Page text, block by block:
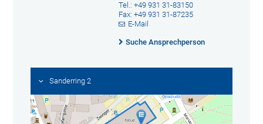
Tel.: +49 931 31-83150
Fax: +49 931 31-87235
E-Mail
Suche Ansprechperson
Sanderring 2